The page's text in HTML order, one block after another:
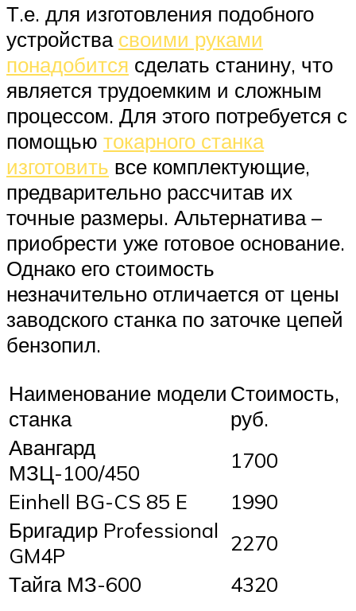
Т.е. для изготовления подобного
устройства своими руками
понадобится сделать станину, что
является трудоемким и сложным
процессом. Для этого потребуется с
помощью токарного станка
изготовить все комплектующие,
предварительно рассчитав их
точные размеры. Альтернатива –
приобрести уже готовое основание.
Однако его стоимость
незначительно отличается от цены
заводского станка по заточке цепей
бензопил.
Наименование модели
станка
Стоимость,
руб.
Авангард
МЗЦ-100/450
1700
Einhell BG-CS 85 E
1990
Бригадир Professional
GM4P
2270
Тайга МЗ-600
4320